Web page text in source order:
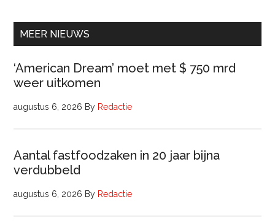
uur)
MEER NIEUWS
‘American Dream’ moet met $ 750 mrd
weer uitkomen
augustus 6, 2026 By Redactie
Aantal fastfoodzaken in 20 jaar bijna
verdubbeld
augustus 6, 2026 By Redactie